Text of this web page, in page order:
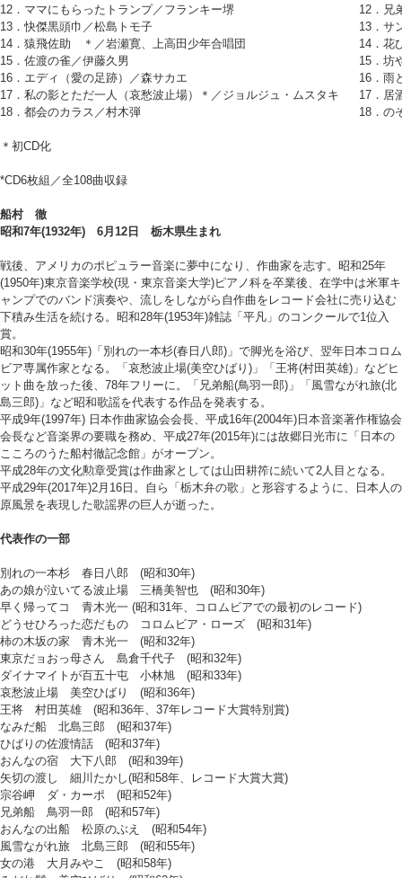
12．ママにもらったトランプ／フランキー堺
12．兄
13．快傑黒頭巾／松島トモ子
13．サ
14．猿飛佐助 ＊／岩瀬寛、上高田少年合唱団
14．花
15．佐渡の雀／伊藤久男
15．坊
16．エディ（愛の足跡）／森サカエ
16．雨
17．私の影とただ一人（哀愁波止場）＊／ジョルジュ・ムスタキ
17．居
18．都会のカラス／村木弾
18．の
＊初CD化
*CD6枚組／全108曲収録
船村 徹
昭和7年(1932年) 6月12日 栃木県生まれ
戦後、アメリカのポピュラー音楽に夢中になり、作曲家を志す。昭和25年
(1950年)東京音楽学校(現・東京音楽大学)ピアノ科を卒業後、在学中は米軍キ
ャンプでのバンド演奏や、流しをしながら自作曲をレコード会社に売り込む
下積み生活を続ける。昭和28年(1953年)雑誌「平凡」のコンクールで1位入
賞。
昭和30年(1955年)「別れの一本杉(春日八郎)」で脚光を浴び、翌年日本コロム
ビア専属作家となる。「哀愁波止場(美空ひばり)」「王将(村田英雄)」などヒ
ット曲を放った後、78年フリーに。「兄弟船(鳥羽一郎)」「風雪ながれ旅(北
島三郎)」など昭和歌謡を代表する作品を発表する。
平成9年(1997年) 日本作曲家協会会長、平成16年(2004年)日本音楽著作権協会
会長など音楽界の要職を務め、平成27年(2015年)には故郷日光市に「日本の
こころのうた船村徹記念館」がオープン。
平成28年の文化勲章受賞は作曲家としては山田耕筰に続いて2人目となる。
平成29年(2017年)2月16日。自ら「栃木弁の歌」と形容するように、日本人の
原風景を表現した歌謡界の巨人が逝った。
代表作の一部
別れの一本杉 春日八郎 (昭和30年)
あの娘が泣いてる波止場 三橋美智也 (昭和30年)
早く帰ってコ 青木光一 (昭和31年、コロムビアでの最初のレコード)
どうせひろった恋だもの コロムビア・ローズ (昭和31年)
柿の木坂の家 青木光一 (昭和32年)
東京だョおっ母さん 島倉千代子 (昭和32年)
ダイナマイトが百五十屯 小林旭 (昭和33年)
哀愁波止場 美空ひばり (昭和36年)
王将 村田英雄 (昭和36年、37年レコード大賞特別賞)
なみだ船 北島三郎 (昭和37年)
ひばりの佐渡情話 (昭和37年)
おんなの宿 大下八郎 (昭和39年)
矢切の渡し 細川たかし(昭和58年、レコード大賞大賞)
宗谷岬 ダ・カーポ (昭和52年)
兄弟船 鳥羽一郎 (昭和57年)
おんなの出船 松原のぶえ (昭和54年)
風雪ながれ旅 北島三郎 (昭和55年)
女の港 大月みやこ (昭和58年)